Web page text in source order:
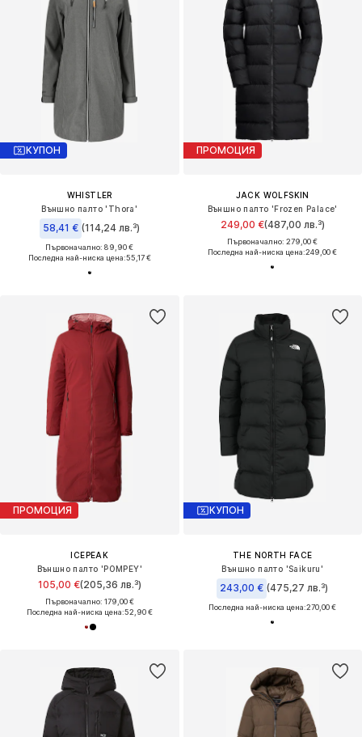
КУПОН
WHISTLER
Външно палто 'Thora'
58,41 € (114,24 лв.³)
Първоначално: 89,90 €
Последна най-ниска цена:55,17 €
ПРОМОЦИЯ
JACK WOLFSKIN
Външно палто 'Frozen Palace'
249,00 €(487,00 лв.³)
Първоначално: 279,00 €
Последна най-ниска цена:249,00 €
ПРОМОЦИЯ
ICEPEAK
Външно палто 'POMPEY'
105,00 €(205,36 лв.³)
Първоначално: 179,00 €
Последна най-ниска цена:52,90 €
КУПОН
THE NORTH FACE
Външно палто 'Saikuru'
243,00 € (475,27 лв.³)
Последна най-ниска цена:270,00 €